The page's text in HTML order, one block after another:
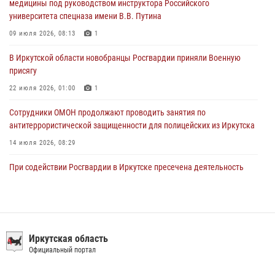
31 июля 2026, 04:37 1
Сотрудники Росгвардии нашли и вернули родственникам
30 июля 2026, 07:37
медицины под руководством инструктора Российского
университета спецназа имени В.В. Путина
09 июля 2026, 08:13 1
В Иркутской области новобранцы Росгвардии приняли Военную
присягу
22 июля 2026, 01:00 1
Сотрудники ОМОН продолжают проводить занятия по
антитеррористической защищенности для полицейских из Иркутска
14 июля 2026, 08:29
При содействии Росгвардии в Иркутске пресечена деятельность
В Иркутске сотрудники Росгвардии оперативно разыскали
пенсионерку, страдающую потерей памяти
Иркутская область
Официальный портал